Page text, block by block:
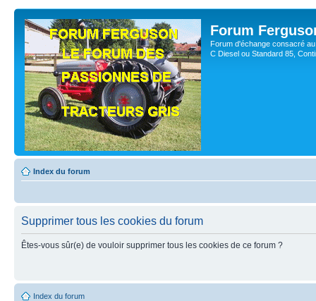
Forum
Forum d'échange consacré
C Diesel ou Standard 85,
Index du forum
Supprimer tous les cookies du forum
Êtes-vous sûr(e) de vouloir supprimer tous les cookies de ce forum ?
Index du forum